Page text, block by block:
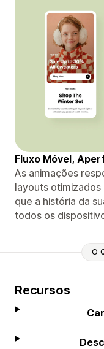
Fluxo Móvel,
As animações
layouts
que a história da
todos os
O
Recursos